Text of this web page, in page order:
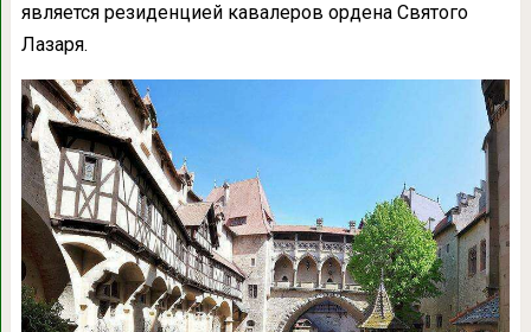
является резиденцией кавалеров ордена Святого
Лазаря.